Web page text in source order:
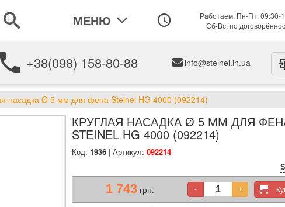
МЕНЮ
Работаем: Пн-Пт. 09:30-
Сб-Вс: по
+38(098) 158-80-88 info@steinel.in.ua
насадка Ø 5 мм для фена Steinel HG 4000 (092214)
КРУГЛАЯ НАСАДКА Ø 5 ММ ДЛЯ
STEINEL HG 4000 (092214)
Код: 1936| Артикул: 092214
1 743 грн. - +